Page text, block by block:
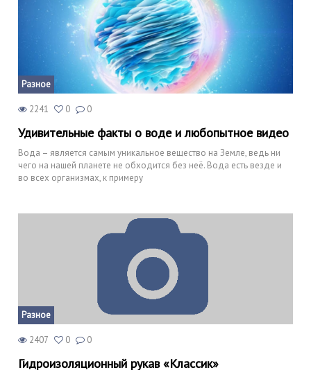
Разное
2241 0 0
Удивительные факты о воде и любопытное видео
Вода – является самым уникальное вещество на Земле, ведь ни
чего на нашей планете не обходится без неё. Вода есть везде и
во всех организмах, к примеру
Разное
2407 0 0
Гидроизоляционный рукав «Классик»